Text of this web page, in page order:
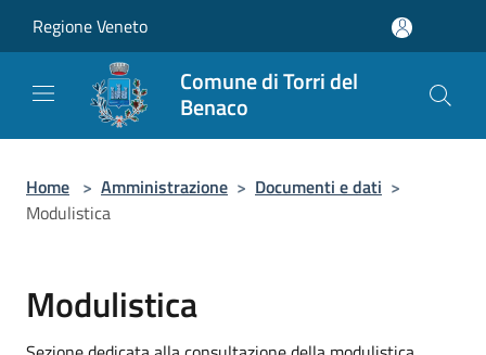
Regione Veneto
Comune di Torri del
Benaco
Home > Amministrazione > Documenti e dati >
Modulistica
Modulistica